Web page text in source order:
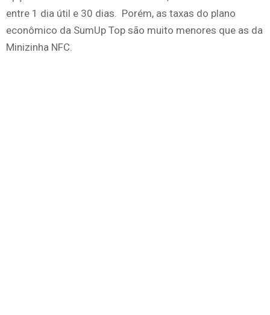
entre 1 dia útil e 30 dias. Porém, as taxas do plano
econômico da SumUp Top são muito menores que as da
Minizinha NFC.